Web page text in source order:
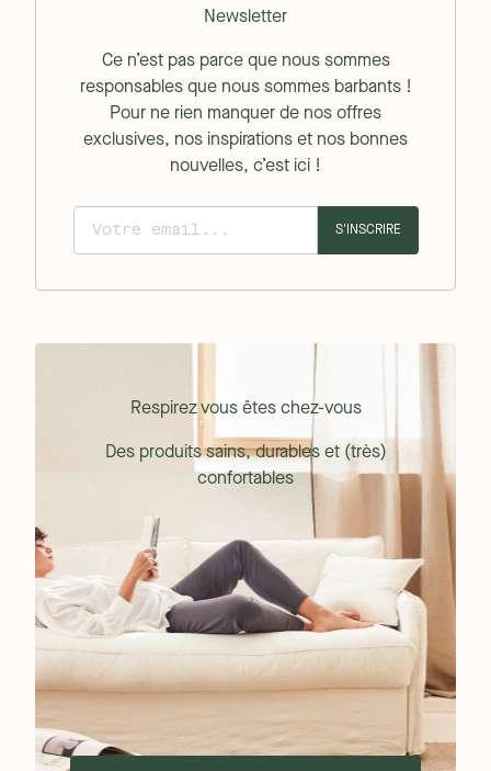
Newsletter
Ce n’est pas parce que nous sommes
responsables que nous sommes barbants !
Pour ne rien manquer de nos offres
exclusives, nos inspirations et nos bonnes
nouvelles, c’est ici !
S'INSCRIRE
Respirez vous êtes chez-vous
Des produits sains, durables et (très)
confortables